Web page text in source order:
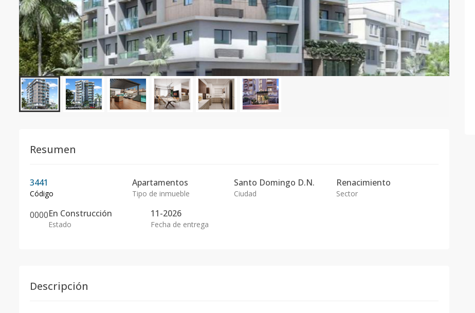
Resumen
3441
Código
Apartamentos
Tipo de inmueble
Santo Domingo D.N.
Ciudad
Renacimiento
Sector
0000En Construcción
Estado
11-2026
Fecha de entrega
Descripción